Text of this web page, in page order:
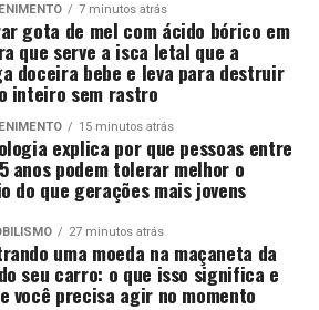
7 minutos atrás
gota de mel com ácido bórico em
que serve a isca letal que a
doceira bebe e leva para destruir
inteiro sem rastro
15 minutos atrás
explica por que pessoas entre
anos podem tolerar melhor o
do que gerações mais jovens
27 minutos atrás
uma moeda na maçaneta da
seu carro: o que isso significa e
você precisa agir no momento